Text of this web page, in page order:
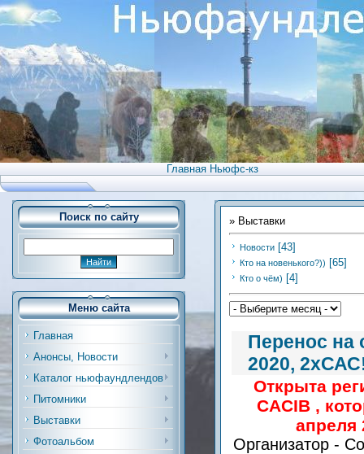
Главная Ньюфс-кз
Поиск по сайту
Меню сайта
Главная
Анонсы, Новости
Каталог ньюфаундлендов
Питомники
Выставки
Фотоальбом
» Выставки
Новости [43]
Кто на новенького?)) [65]
Кто о чём) [4]
Перенос на
2020,
Открыта
CACIB ,
апреля
Организатор -